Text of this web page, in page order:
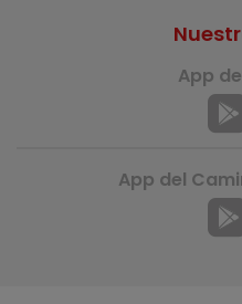
App
App del